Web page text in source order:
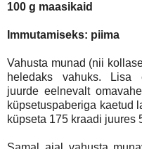
100 g maasikaid
Immutamiseks: piima
Vahusta munad (nii
heledaks vahuks. Lisa
juurde eelnevalt
küpsetuspaberiga kaetud
küpseta 175 kraadi juures